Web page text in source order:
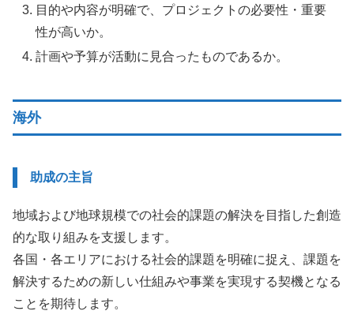
目的や内容が明確で、プロジェクトの必要性・重要
性が高いか。
計画や予算が活動に見合ったものであるか。
海外
助成の主旨
地域および地球規模での社会的課題の解決を目指した創造
的な取り組みを支援します。
各国・各エリアにおける社会的課題を明確に捉え、課題を
解決するための新しい仕組みや事業を実現する契機となる
ことを期待します。